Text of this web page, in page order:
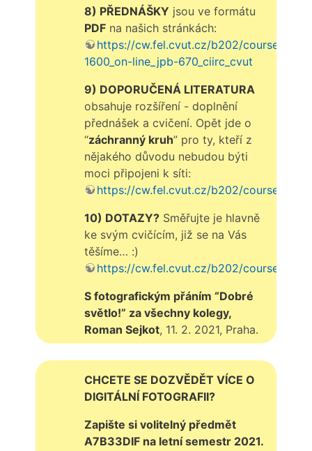
8) PŘEDNÁŠKY jsou ve formátu
PDF na našich stránkách:
https://cw.fel.cvut.cz/b202/courses/
1600_on-line_jpb-670_ciirc_cvut
9) DOPORUČENÁ LITERATURA
obsahuje rozšíření - doplnění
přednášek a cvičení. Opět jde o
“záchranný kruh” pro ty, kteří z
nějakého důvodu nebudou býti
moci připojeni k síti:
https://cw.fel.cvut.cz/b202/courses/
10) DOTAZY? Směřujte je hlavně
ke svým cvičícím, již se na Vás
těšíme… :)
https://cw.fel.cvut.cz/b202/courses/
S fotografickým přáním “Dobré
světlo!” za všechny kolegy,
Roman Sejkot, 11. 2. 2021, Praha.
CHCETE SE DOZVĚDĚT VÍCE O
DIGITÁLNÍ FOTOGRAFII?
Zapište si volitelný předmět
A7B33DIF na letní semestr 2021.